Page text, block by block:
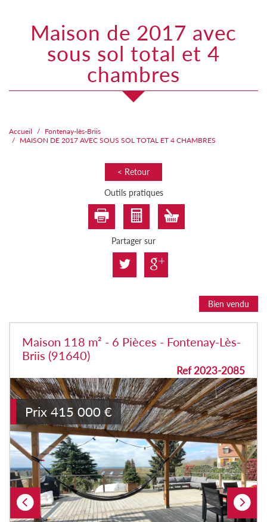
maison de 2017 avec
sous sol total et 4
chambres
Accueil
Fontenay-lès-Briis
MAISON DE 2017 AVEC SOUS SOL TOTAL ET 4 CHAMBRES
< Retour
Outils pratiques
Partager sur
Bien vendu
Maison 118 m² - 6 Pièces - Fontenay-Lès-
Briis (91640)
Ref 2023-2085
Prix 415 000 €